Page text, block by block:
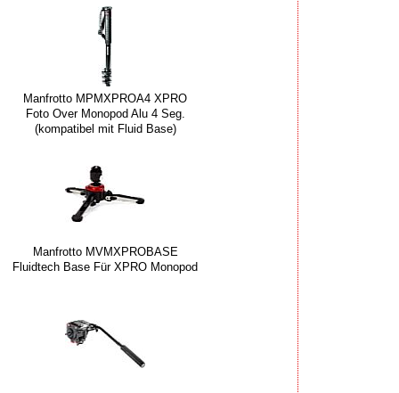
Manfrotto MPMXPROA4 XPRO
Foto Over Monopod Alu 4 Seg.
(kompatibel mit Fluid Base)
Manfrotto MVMXPROBASE
Fluidtech Base Für XPRO Monopod